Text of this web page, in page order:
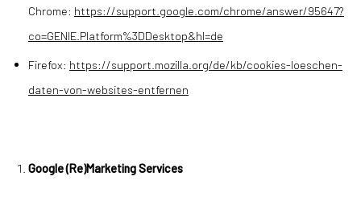
Chrome: https://support.google.com/chrome/answer/95647?
co=GENIE.Platform%3DDesktop&hl=de
Firefox: https://support.mozilla.org/de/kb/cookies-loeschen-
daten-von-websites-entfernen
Google (Re)Marketing Services